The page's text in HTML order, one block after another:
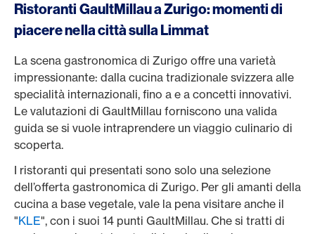
Ristoranti GaultMillau a Zurigo: momenti di
piacere nella città sulla Limmat
La scena gastronomica di Zurigo offre una varietà
impressionante: dalla cucina tradizionale svizzera alle
specialità internazionali, fino a e a concetti innovativi.
Le valutazioni di GaultMillau forniscono una valida
guida se si vuole intraprendere un viaggio culinario di
scoperta.
I ristoranti qui presentati sono solo una selezione
dell’offerta gastronomica di Zurigo. Per gli amanti della
cucina a base vegetale, vale la pena visitare anche il
"KLE", con i suoi 14 punti GaultMillau. Che si tratti di